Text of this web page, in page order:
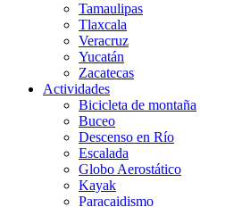
Tamaulipas
Tlaxcala
Veracruz
Yucatán
Zacatecas
Actividades
Bicicleta de montaña
Buceo
Descenso en Río
Escalada
Globo Aerostático
Kayak
Paracaidismo